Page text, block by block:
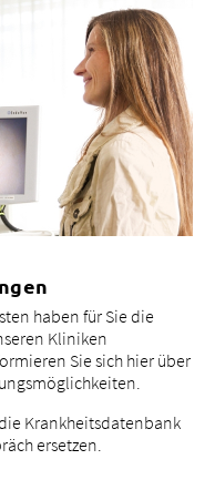
haben für Sie die
Kliniken
Sie sich hier über
Krankheitsdatenbank
ersetzen.